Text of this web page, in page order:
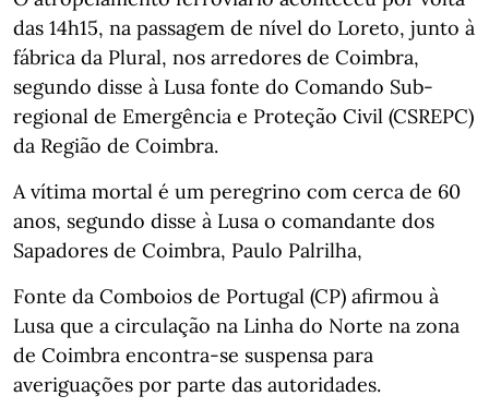
das 14h15, na passagem de nível do Loreto, junto à
fábrica da Plural, nos arredores de Coimbra,
segundo disse à Lusa fonte do Comando Sub-
regional de Emergência e Proteção Civil (CSREPC)
da Região de Coimbra.
A vítima mortal é um peregrino com cerca de 60
anos, segundo disse à Lusa o comandante dos
Sapadores de Coimbra, Paulo Palrilha,
Fonte da Comboios de Portugal (CP) afirmou à
Lusa que a circulação na Linha do Norte na zona
de Coimbra encontra-se suspensa para
averiguações por parte das autoridades.